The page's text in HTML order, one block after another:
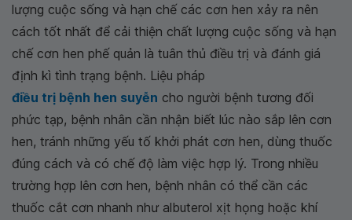
lượng cuộc sống và hạn chế các cơn hen xảy ra nên
cách tốt nhất để cải thiện chất lượng cuộc sống và hạn
chế cơn hen phế quản là tuân thủ điều trị và đánh giá
định kì tình trạng bệnh. Liệu pháp
điều trị bệnh hen suyễn cho người bệnh tương đối
phức tạp, bệnh nhân cần nhận biết lúc nào sắp lên cơn
hen, tránh những yếu tố khởi phát cơn hen, dùng thuốc
đúng cách và có chế độ làm việc hợp lý. Trong nhiều
trường hợp lên cơn hen, bệnh nhân có thể cần các
thuốc cắt cơn nhanh như albuterol xịt họng hoặc khí